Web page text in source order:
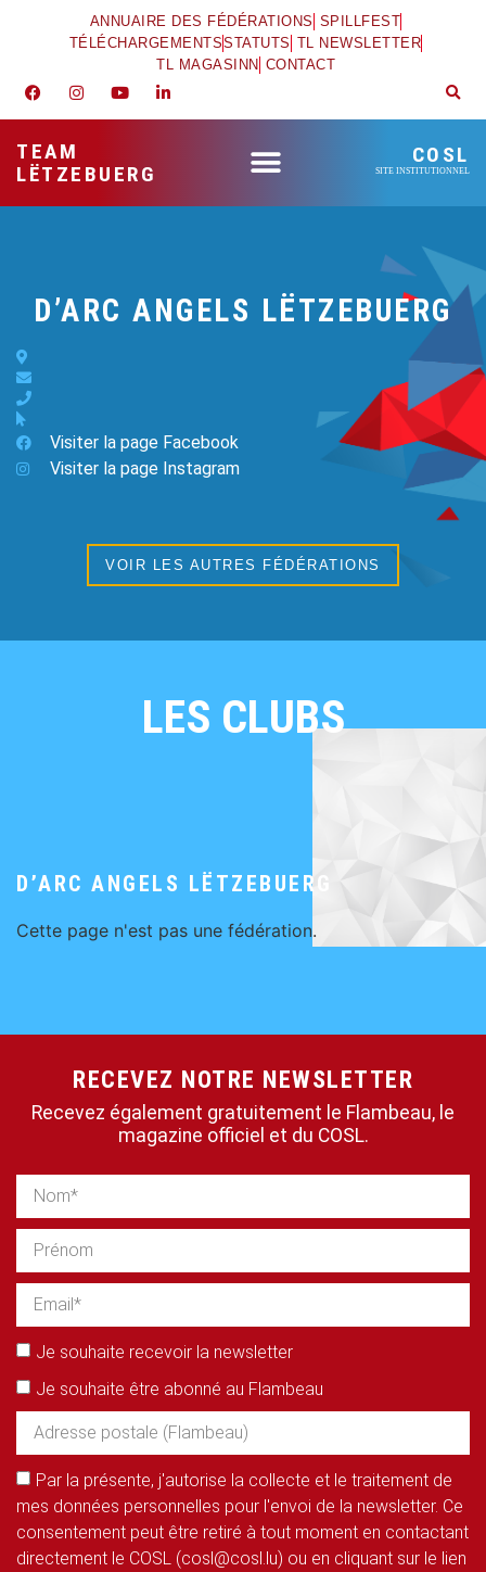
ANNUAIRE DES FÉDÉRATIONS SPILLFEST
TÉLÉCHARGEMENTSSTATUTS TL NEWSLETTER
TL MAGASINN CONTACT
TEAM
LËTZEBUERG
COSL
SITE INSTITUTIONNEL
D’ARC ANGELS LËTZEBUERG
Visiter la page Facebook
Visiter la page Instagram
VOIR LES AUTRES FÉDÉRATIONS
LES CLUBS
D’ARC ANGELS LËTZEBUERG
Cette page n'est pas une fédération.
RECEVEZ NOTRE NEWSLETTER
Recevez également gratuitement le Flambeau, le
magazine officiel et du COSL.
Je souhaite recevoir la newsletter
Je souhaite être abonné au Flambeau
Par la présente, j'autorise la collecte et le traitement de
mes données personnelles pour l'envoi de la newsletter. Ce
consentement peut être retiré à tout moment en contactant
directement le COSL (cosl@cosl.lu) ou en cliquant sur le lien